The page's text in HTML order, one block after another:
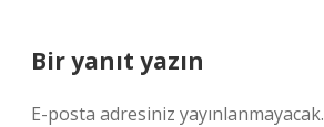
Bir yanıt yazın
E-posta adresiniz yayınlanmayacak.